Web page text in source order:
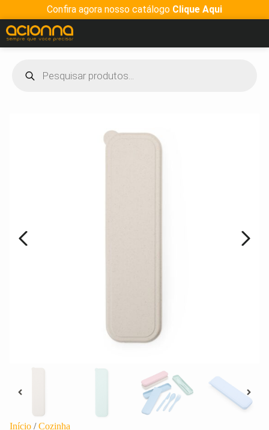
Confira agora nosso catálogo Clique Aqui
Início /Cozinha